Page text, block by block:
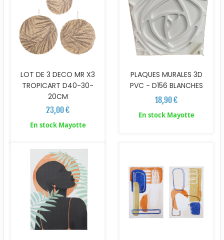
LOT DE 3 DECO MR X3
TROPICART D40-30-
20CM
23,00 €
En stock Mayotte
PLAQUES MURALES 3D
PVC - D156 BLANCHES
18,90 €
En stock Mayotte